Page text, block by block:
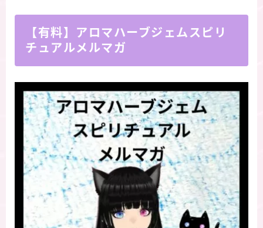
【有料】アロマハーブジェムスピリ
チュアルメルマガ